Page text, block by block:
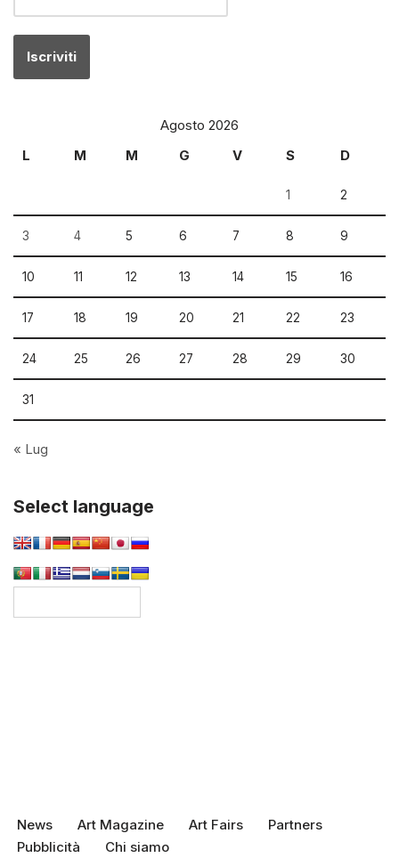
Agosto 2026
L
M M G V S D
1 2
3 4 5 6 7 8 9
10 11 12 13 14 15 16
17 18 19 20 21 22 23
24 25 26 27 28 29 30
31
« Lug
Select language
News Art Magazine Art Fairs
Partners
Pubblicità
Chi siamo